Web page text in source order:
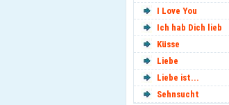
I Love You
Ich hab Dich lieb
Küsse
Liebe
Liebe ist...
Sehnsucht